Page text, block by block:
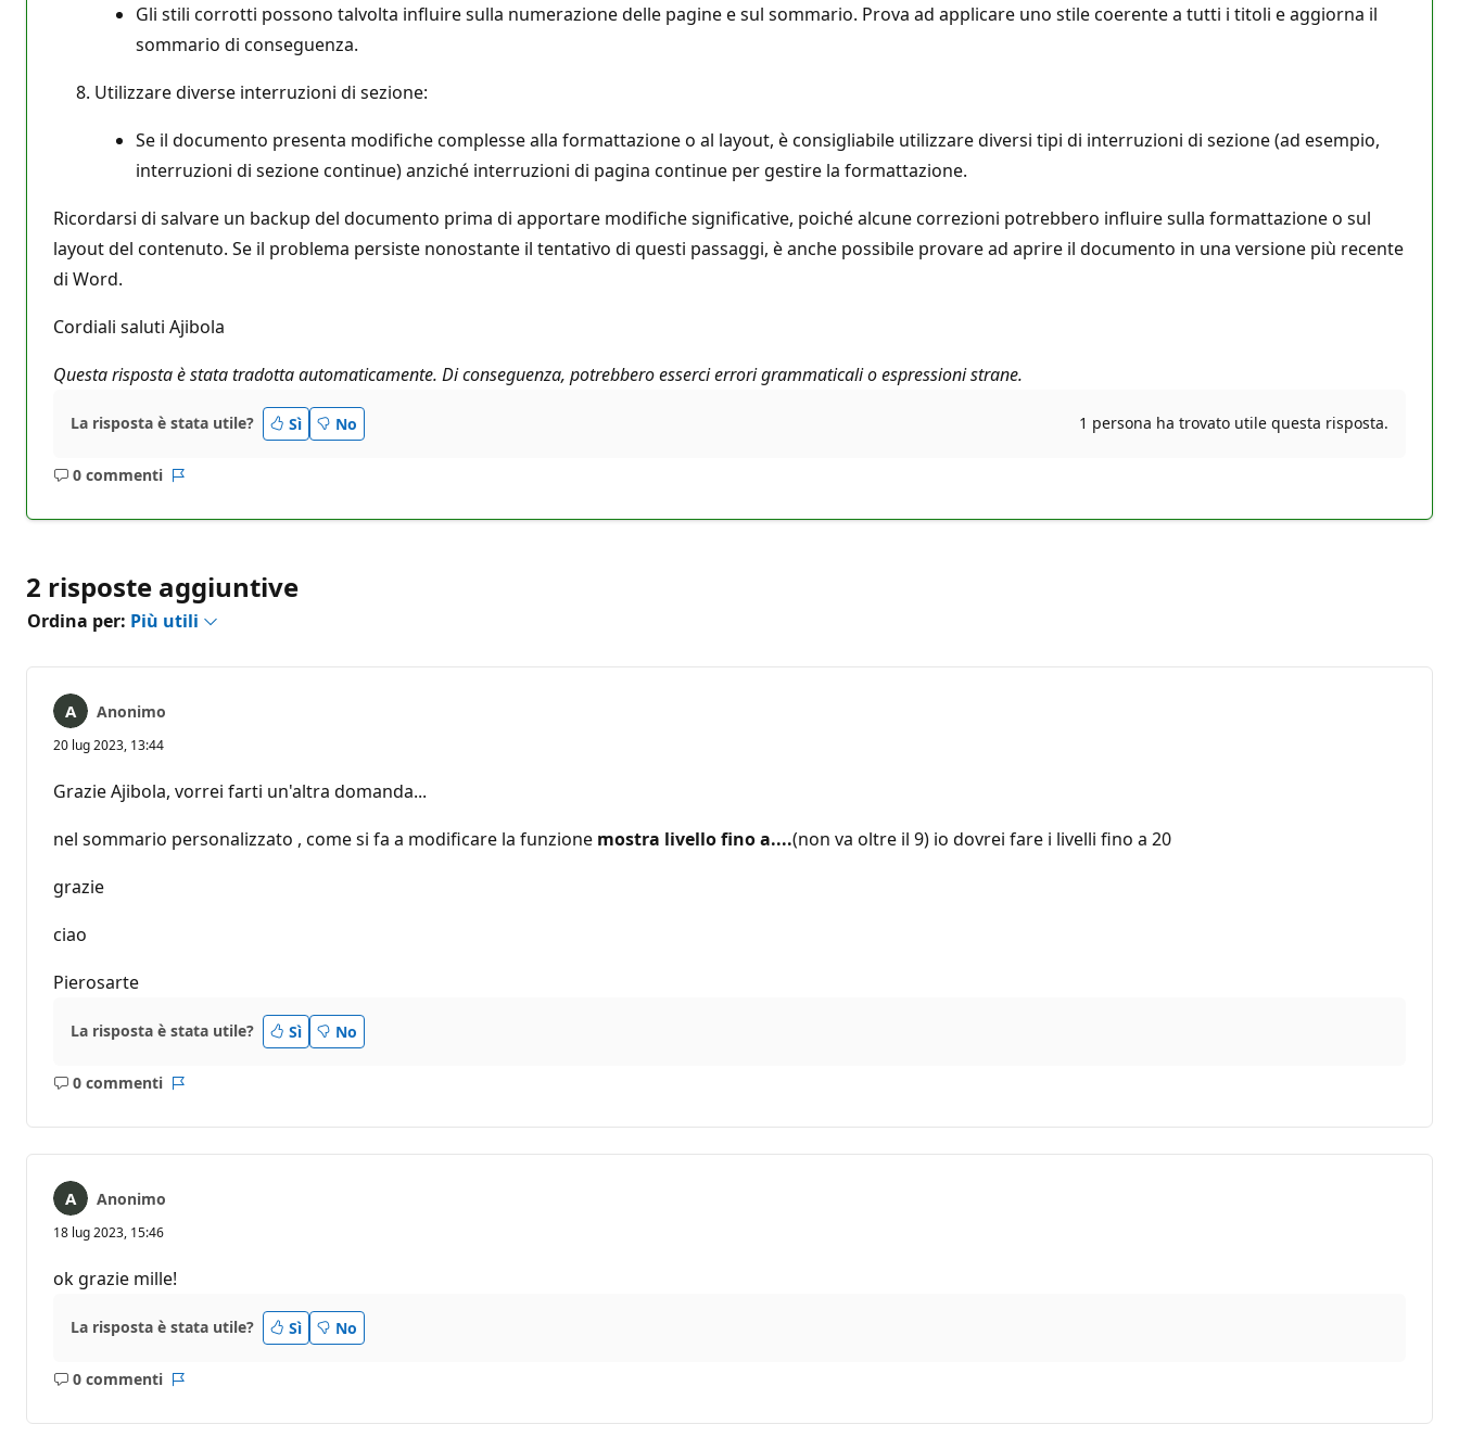
Gli stili corrotti possono talvolta influire sulla numerazione delle pagine e sul sommario. Prova ad applicare uno stile coerente a tutti i titoli e aggiorna il
sommario di conseguenza.
Utilizzare diverse interruzioni di sezione:
Se il documento presenta modifiche complesse alla formattazione o al layout, è consigliabile utilizzare diversi tipi di interruzioni di sezione (ad esempio,
interruzioni di sezione continue) anziché interruzioni di pagina continue per gestire la formattazione.
Ricordarsi di salvare un backup del documento prima di apportare modifiche significative, poiché alcune correzioni potrebbero influire sulla formattazione o sul
layout del contenuto. Se il problema persiste nonostante il tentativo di questi passaggi, è anche possibile provare ad aprire il documento in una versione più recente
di Word.
Cordiali saluti Ajibola
Questa risposta è stata tradotta automaticamente. Di conseguenza, potrebbero esserci errori grammaticali o espressioni strane.
La risposta è stata utile? Sì No 1 persona ha trovato utile questa risposta.
0 commenti
Nessun
2 risposte aggiuntive
Ordina per: Più utili
Anonimo
20 lug 2023, 13:44
Grazie Ajibola, vorrei farti un'altra domanda...
nel sommario personalizzato , come si fa a modificare la funzione mostra livello fino a....(non va oltre il 9) io dovrei fare i livelli fino a 20
grazie
ciao
Pierosarte
La risposta è stata utile? Sì No
0 commenti
Nessun
Anonimo
18 lug 2023, 15:46
ok grazie mille!
La risposta è stata utile? Sì No
0 commenti
Nessun